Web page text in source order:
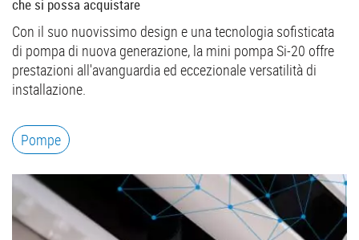
che si possa acquistare
Con il suo nuovissimo design e una tecnologia sofisticata
di pompa di nuova generazione, la mini pompa Si-20 offre
prestazioni all'avanguardia ed eccezionale versatilità di
installazione.
Pompe